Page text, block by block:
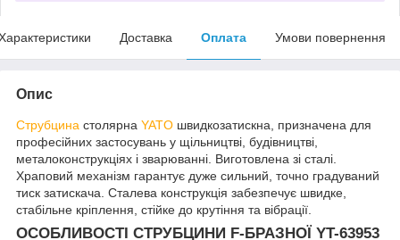
Доставка Оплата Умови повернення
Опис
Струбцина столярна YATO швидкозатискна, призначена для
професійних застосувань у щільництві, будівництві,
металоконструкціях і зварюванні. Виготовлена зі сталі.
Храповий механізм гарантує дуже сильний, точно градуваний
тиск затискача. Сталева конструкція забезпечує швидке,
стабільне кріплення, стійке до крутіння та вібрації.
ОСОБЛИВОСТІ СТРУБЦИНИ F-БРАЗНОЇ YT-63953